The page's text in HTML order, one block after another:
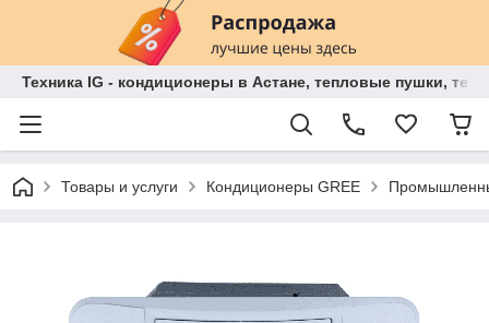
Техника IG - кондиционеры в Астане, тепловые пушки,
Товары и услуги Кондиционеры GREE